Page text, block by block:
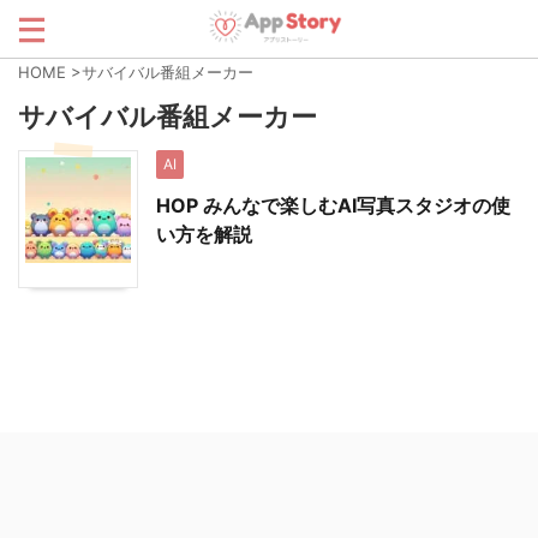
HOME >サバイバル番組メーカー
サバイバル番組メーカー
AI
HOP みんなで楽しむAI写真スタジオの使
い方を解説